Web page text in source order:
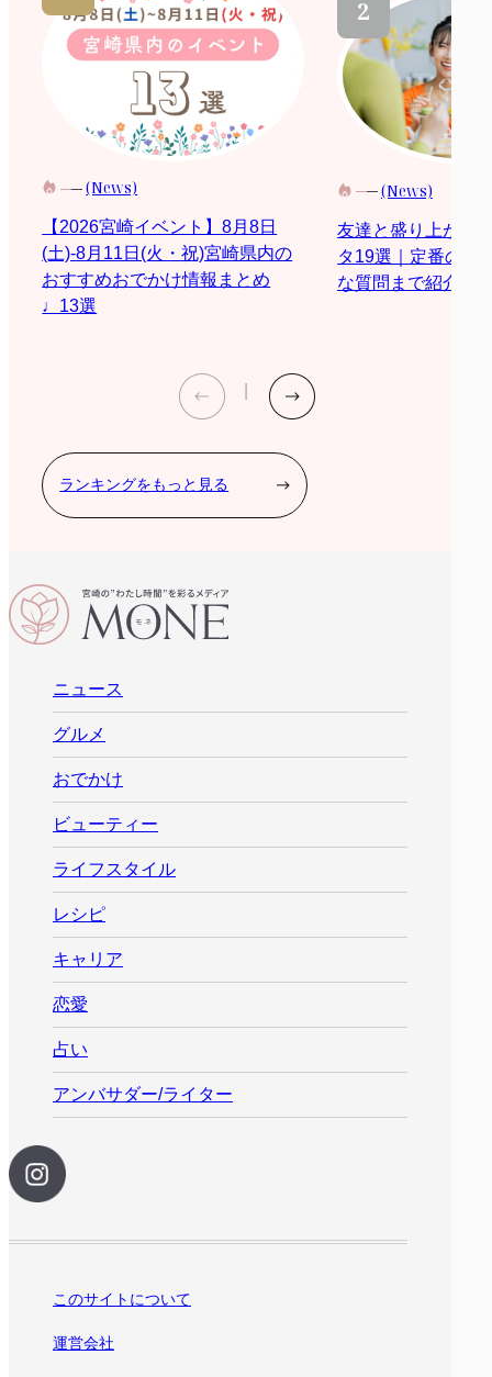
(News)
【2026宮崎イベント】8月8日
(土)-8月11日(火・祝)宮崎県内の
おすすめおでかけ情報まとめ
♩13選
(News)
友達と盛り上がる
タ19選｜定番の質
な質問まで紹介
ランキングをもっと見る
ニュース
グルメ
おでかけ
ビューティー
ライフスタイル
レシピ
キャリア
恋愛
占い
アンバサダー/ライター
このサイトについて
運営会社